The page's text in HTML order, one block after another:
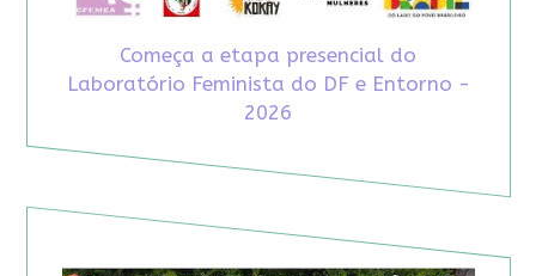
Começa a etapa presencial do
Laboratório Feminista do DF e Entorno -
2026